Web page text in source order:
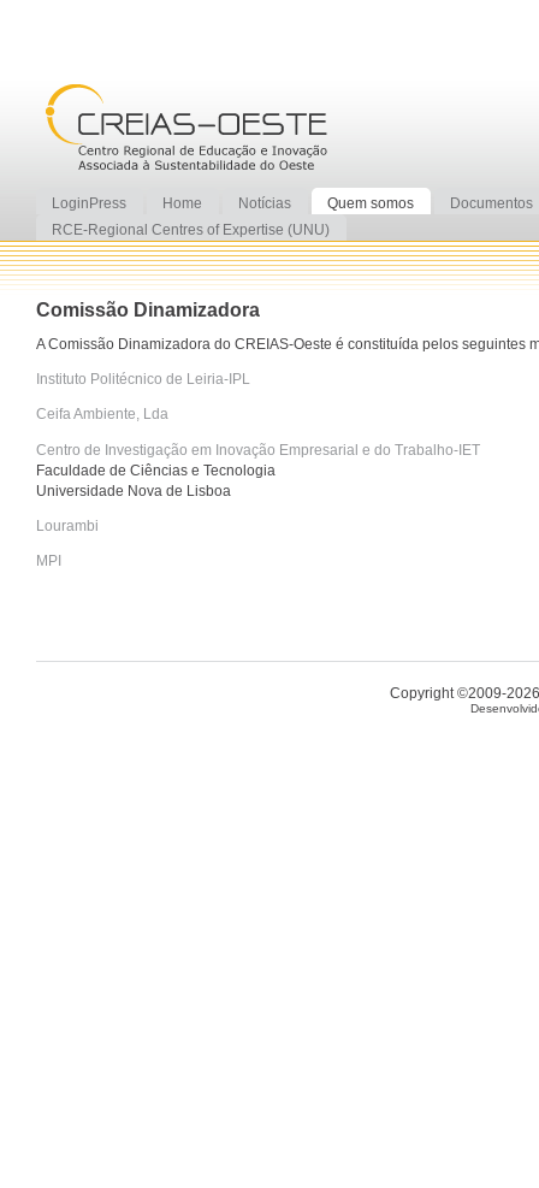
LoginPress Home Notícias Quem somos
Documentos
RCE-Regional Centres of Expertise (UNU)
Comissão Dinamizadora
A Comissão Dinamizadora do CREIAS-Oeste é constituída pelos seguintes
Instituto Politécnico de Leiria-IPL
Ceifa Ambiente, Lda
Centro de Investigação em Inovação Empresarial e do Trabalho-IET
Faculdade de Ciências e Tecnologia
Universidade Nova de Lisboa
Lourambi
MPI
Copyright ©2009-